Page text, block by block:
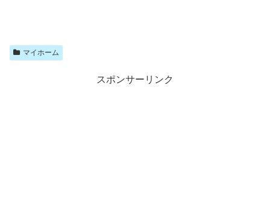
マイホーム
スポンサーリンク